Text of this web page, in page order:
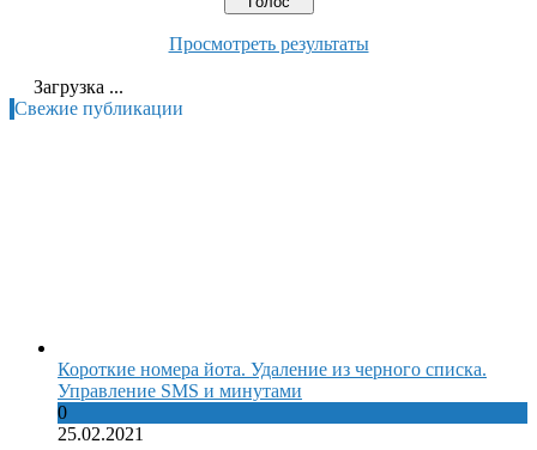
Просмотреть результаты
Загрузка ...
Свежие публикации
Короткие номера йота. Удаление из черного списка.
Управление SMS и минутами
0
25.02.2021